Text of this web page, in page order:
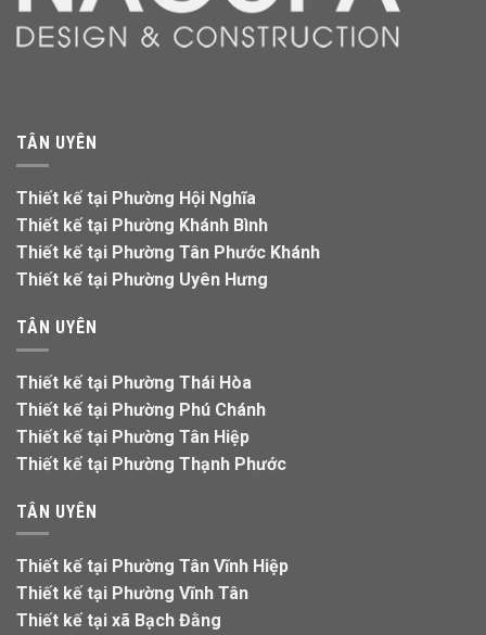
TÂN UYÊN
Thiết kế tại Phường Hội Nghĩa
Thiết kế tại Phường Khánh Bình
Thiết kế tại Phường Tân Phước Khánh
Thiết kế tại Phường Uyên Hưng
TÂN UYÊN
Thiết kế tại Phường Thái Hòa
Thiết kế tại Phường Phú Chánh
Thiết kế tại Phường Tân Hiệp
Thiết kế tại Phường Thạnh Phước
TÂN UYÊN
Thiết kế tại Phường Tân Vĩnh Hiệp
Thiết kế tại Phường Vĩnh Tân
Thiết kế tại xã Bạch Đằng